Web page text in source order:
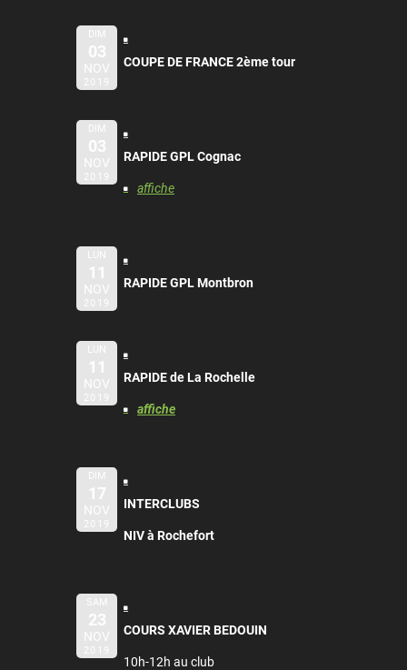
DIM
03
NOV
2019
COUPE DE FRANCE 2ème tour
DIM
03
NOV
2019
RAPIDE GPL Cognac
affiche
LUN
11
NOV
2019
RAPIDE GPL Montbron
LUN
11
NOV
2019
RAPIDE de La Rochelle
affiche
DIM
17
NOV
2019
INTERCLUBS
NIV à Rochefort
SAM
23
NOV
2019
COURS XAVIER BEDOUIN
10h-12h au club